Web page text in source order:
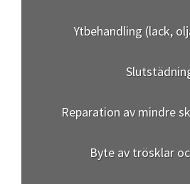
Ytbehandling (lack,
Reparation av mindre
Byte av trösklar